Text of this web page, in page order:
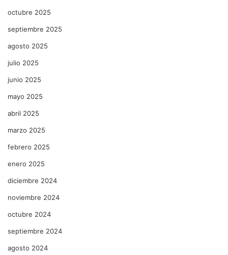
octubre 2025
septiembre 2025
agosto 2025
julio 2025
junio 2025
mayo 2025
abril 2025
marzo 2025
febrero 2025
enero 2025
diciembre 2024
noviembre 2024
octubre 2024
septiembre 2024
agosto 2024